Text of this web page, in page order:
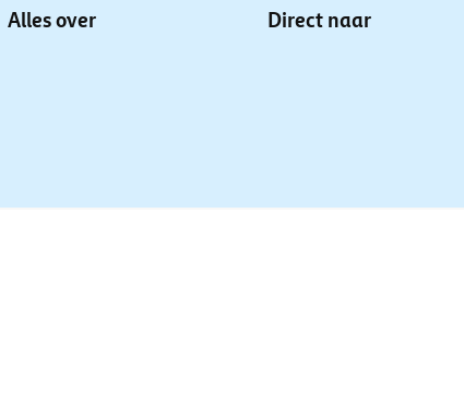
Alles over Direct naar